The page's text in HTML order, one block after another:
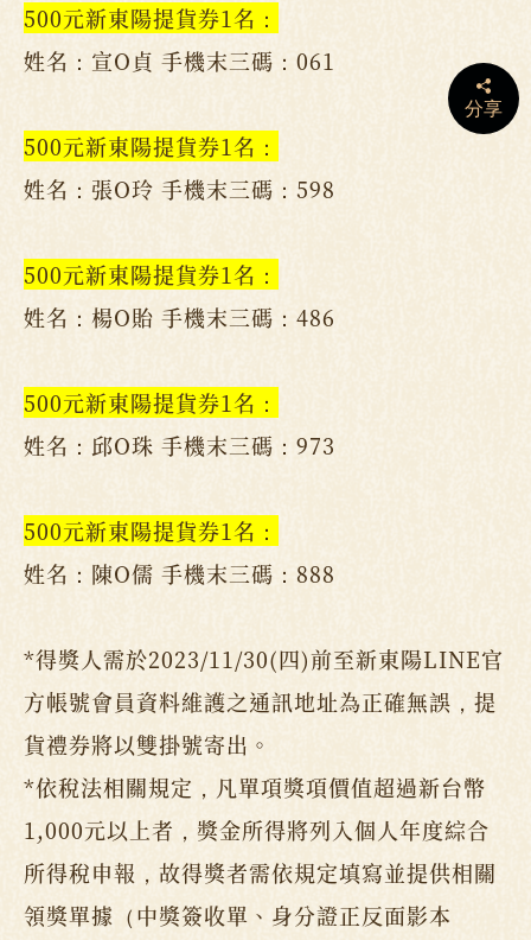
分享
500元新東陽提貨券1名：
姓名：宣O貞 手機末三碼：061
500元新東陽提貨券1名：
姓名：張O玲 手機末三碼：598
500元新東陽提貨券1名：
姓名：楊O貽 手機末三碼：486
500元新東陽提貨券1名：
姓名：邱O珠 手機末三碼：973
500元新東陽提貨券1名：
姓名：陳O儒 手機末三碼：888
*得獎人需於2023/11/30(四)前至新東陽LINE官
方帳號會員資料維護之通訊地址為正確無誤，提
貨禮券將以雙掛號寄出。
*依稅法相關規定，凡單項獎項價值超過新台幣
1,000元以上者，獎金所得將列入個人年度綜合
所得稅申報，故得獎者需依規定填寫並提供相關
領獎單據（中獎簽收單、身分證正反面影本